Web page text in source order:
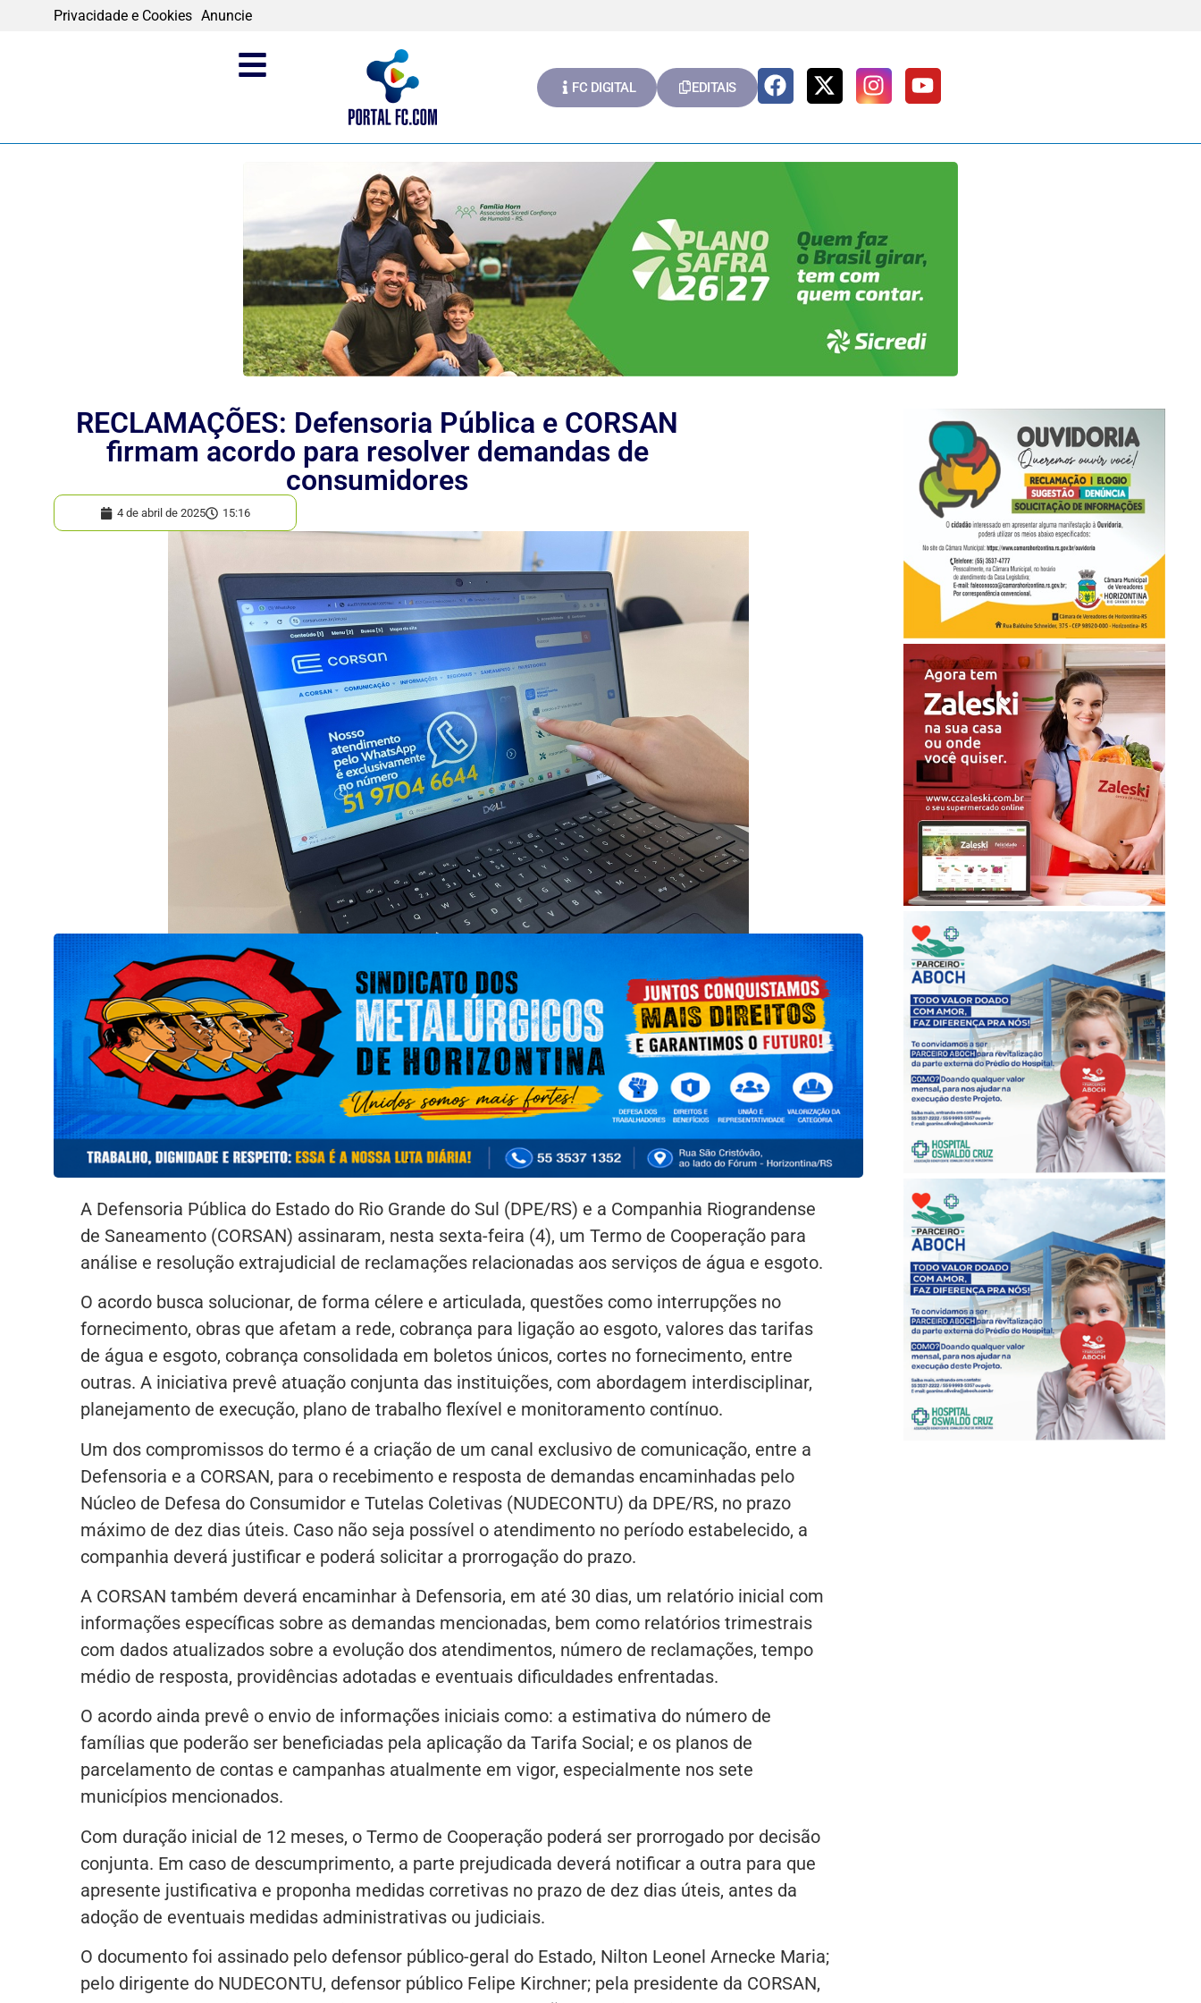
Privacidade e Cookies Anuncie
FC DIGITAL EDITAIS
RECLAMAÇÕES: Defensoria Pública e CORSAN
firmam acordo para resolver demandas de
consumidores
4 de abril de 2025 15:16
A Defensoria Pública do Estado do Rio Grande do Sul (DPE/RS) e a Companhia Riograndense
de Saneamento (CORSAN) assinaram, nesta sexta-feira (4), um Termo de Cooperação para
análise e resolução extrajudicial de reclamações relacionadas aos serviços de água e esgoto.
O acordo busca solucionar, de forma célere e articulada, questões como interrupções no
fornecimento, obras que afetam a rede, cobrança para ligação ao esgoto, valores das tarifas
de água e esgoto, cobrança consolidada em boletos únicos, cortes no fornecimento, entre
outras. A iniciativa prevê atuação conjunta das instituições, com abordagem interdisciplinar,
planejamento de execução, plano de trabalho flexível e monitoramento contínuo.
Um dos compromissos do termo é a criação de um canal exclusivo de comunicação, entre a
Defensoria e a CORSAN, para o recebimento e resposta de demandas encaminhadas pelo
Núcleo de Defesa do Consumidor e Tutelas Coletivas (NUDECONTU) da DPE/RS, no prazo
máximo de dez dias úteis. Caso não seja possível o atendimento no período estabelecido, a
companhia deverá justificar e poderá solicitar a prorrogação do prazo.
A CORSAN também deverá encaminhar à Defensoria, em até 30 dias, um relatório inicial com
informações específicas sobre as demandas mencionadas, bem como relatórios trimestrais
com dados atualizados sobre a evolução dos atendimentos, número de reclamações, tempo
médio de resposta, providências adotadas e eventuais dificuldades enfrentadas.
O acordo ainda prevê o envio de informações iniciais como: a estimativa do número de
famílias que poderão ser beneficiadas pela aplicação da Tarifa Social; e os planos de
parcelamento de contas e campanhas atualmente em vigor, especialmente nos sete
municípios mencionados.
Com duração inicial de 12 meses, o Termo de Cooperação poderá ser prorrogado por decisão
conjunta. Em caso de descumprimento, a parte prejudicada deverá notificar a outra para que
apresente justificativa e proponha medidas corretivas no prazo de dez dias úteis, antes da
adoção de eventuais medidas administrativas ou judiciais.
O documento foi assinado pelo defensor público-geral do Estado, Nilton Leonel Arnecke Maria;
pelo dirigente do NUDECONTU, defensor público Felipe Kirchner; pela presidente da CORSAN,